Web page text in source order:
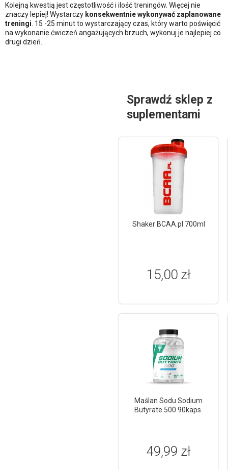
Kolejną kwestią jest częstotliwość i ilość treningów. Więcej nie
znaczy lepiej! Wystarczy konsekwentnie wykonywać zaplanowane
treningi . 15 -25 minut to wystarczający czas, który warto poświęcić
na wykonanie ćwiczeń angażujących brzuch, wykonuj je najlepiej co
drugi dzień.
Sprawdź sklep z
suplementami
Shaker BCAA.pl 700ml
15,00 zł
Maślan Sodu Sodium
Butyrate 500 90kaps.
49,99 zł